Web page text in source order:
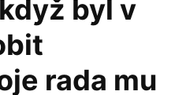
byl v
rada mu